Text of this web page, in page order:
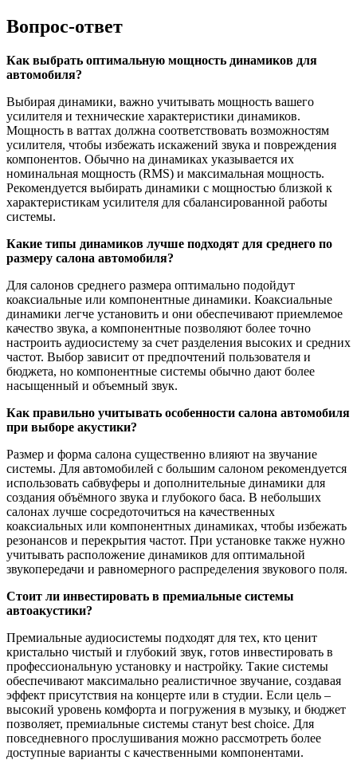
Вопрос-ответ
Как выбрать оптимальную мощность динамиков для
автомобиля?
Выбирая динамики, важно учитывать мощность вашего
усилителя и технические характеристики динамиков.
Мощность в ваттах должна соответствовать возможностям
усилителя, чтобы избежать искажений звука и повреждения
компонентов. Обычно на динамиках указывается их
номинальная мощность (RMS) и максимальная мощность.
Рекомендуется выбирать динамики с мощностью близкой к
характеристикам усилителя для сбалансированной работы
системы.
Какие типы динамиков лучше подходят для среднего по
размеру салона автомобиля?
Для салонов среднего размера оптимально подойдут
коаксиальные или компонентные динамики. Коаксиальные
динамики легче установить и они обеспечивают приемлемое
качество звука, а компонентные позволяют более точно
настроить аудиосистему за счет разделения высоких и средних
частот. Выбор зависит от предпочтений пользователя и
бюджета, но компонентные системы обычно дают более
насыщенный и объемный звук.
Как правильно учитывать особенности салона автомобиля
при выборе акустики?
Размер и форма салона существенно влияют на звучание
системы. Для автомобилей с большим салоном рекомендуется
использовать сабвуферы и дополнительные динамики для
создания объёмного звука и глубокого баса. В небольших
салонах лучше сосредоточиться на качественных
коаксиальных или компонентных динамиках, чтобы избежать
резонансов и перекрытия частот. При установке также нужно
учитывать расположение динамиков для оптимальной
звукопередачи и равномерного распределения звукового поля.
Стоит ли инвестировать в премиальные системы
автоакустики?
Премиальные аудиосистемы подходят для тех, кто ценит
кристально чистый и глубокий звук, готов инвестировать в
профессиональную установку и настройку. Такие системы
обеспечивают максимально реалистичное звучание, создавая
эффект присутствия на концерте или в студии. Если цель –
высокий уровень комфорта и погружения в музыку, и бюджет
позволяет, премиальные системы станут best choice. Для
повседневного прослушивания можно рассмотреть более
доступные варианты с качественными компонентами.